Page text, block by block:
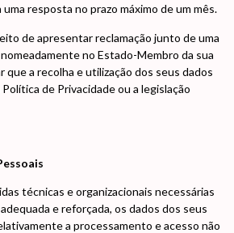
resposta no prazo máximo de um mês.
de apresentar reclamação junto de uma
no Estado-Membro da sua
que a recolha e utilização dos seus dados
de Privacidade ou a legislação
técnicas e organizacionais necessárias
e reforçada, os dados dos seus
a processamento e acesso não